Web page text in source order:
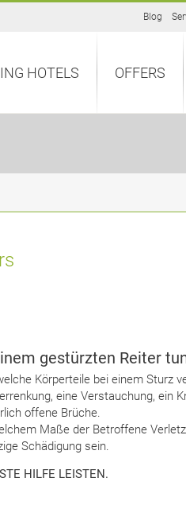
Blog
HOTELS OFFERS
gestürzten Reiter
Körperteile bei einem Sturz
eine Verstauchung, ein
offene Brüche.
Maße der Betroffene
Schädigung sein.
HILFE LEISTEN.